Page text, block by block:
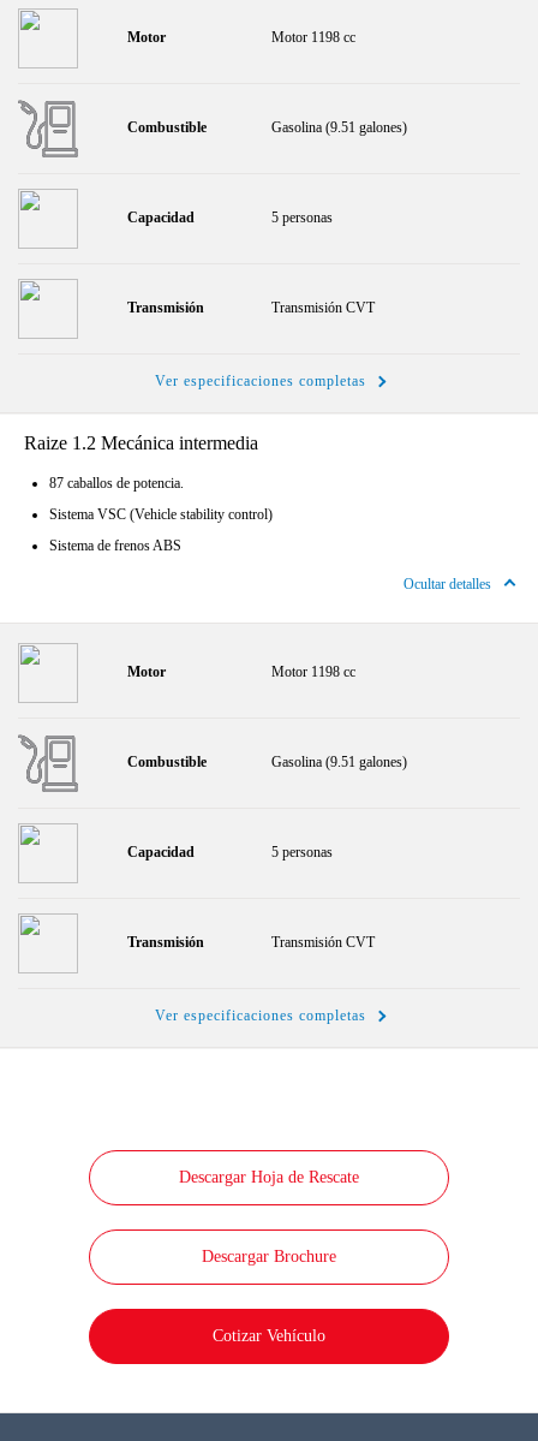
Motor Motor 1198 cc
Combustible Gasolina (9.51 galones)
Capacidad 5 personas
Transmisión Transmisión CVT
Ver especificaciones completas
Raize 1.2 Mecánica intermedia
87 caballos de potencia.
Sistema VSC (Vehicle stability control)
Sistema de frenos ABS
Ocultar detalles
Motor Motor 1198 cc
Combustible Gasolina (9.51 galones)
Capacidad 5 personas
Transmisión Transmisión CVT
Ver especificaciones completas
Descargar Hoja de Rescate
Descargar Brochure
Cotizar Vehículo